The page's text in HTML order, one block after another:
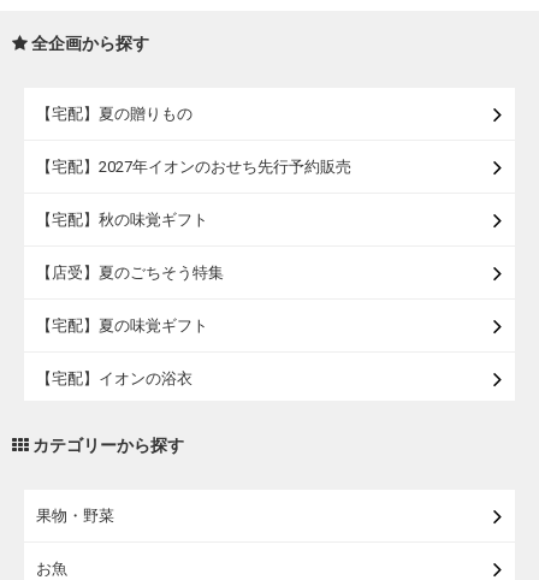
全企画から探す
【宅配】夏の贈りもの
【宅配】2027年イオンのおせち先行予約販売
【宅配】秋の味覚ギフト
【店受】夏のごちそう特集
【宅配】夏の味覚ギフト
【宅配】イオンの浴衣
カテゴリーから探す
果物・野菜
お魚